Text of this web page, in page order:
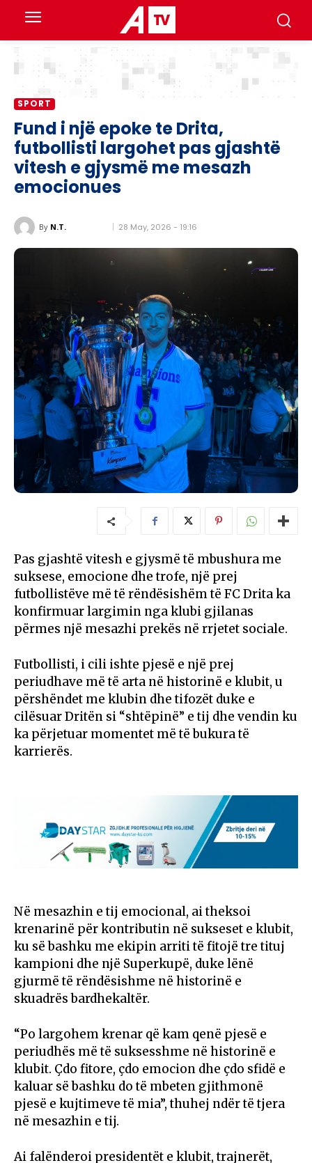
SPORT
Fund i një epoke te Drita,
futbollisti largohet pas gjashtë
vitesh e gjysmë me mesazh
emocionues
By N.T. 28 May, 2026 - 19:16
Pas gjashtë vitesh e gjysmë të mbushura me
suksese, emocione dhe trofe, një prej
futbollistëve më të rëndësishëm të FC Drita ka
konfirmuar largimin nga klubi gjilanas
përmes një mesazhi prekës në rrjetet sociale.
Futbollisti, i cili ishte pjesë e një prej
periudhave më të arta në historinë e klubit, u
përshëndet me klubin dhe tifozët duke e
cilësuar Dritën si “shtëpinë” e tij dhe vendin ku
ka përjetuar momentet më të bukura të
karrierës.
Në mesazhin e tij emocional, ai theksoi
krenarinë për kontributin në sukseset e klubit,
ku së bashku me ekipin arriti të fitojë tre tituj
kampioni dhe një Superkupë, duke lënë
gjurmë të rëndësishme në historinë e
skuadrës bardhekaltër.
“Po largohem krenar që kam qenë pjesë e
periudhës më të suksesshme në historinë e
klubit. Çdo fitore, çdo emocion dhe çdo sfidë e
kaluar së bashku do të mbeten gjithmonë
pjesë e kujtimeve të mia”, thuhej ndër të tjera
në mesazhin e tij.
Ai falënderoi presidentët e klubit, trajnerët,